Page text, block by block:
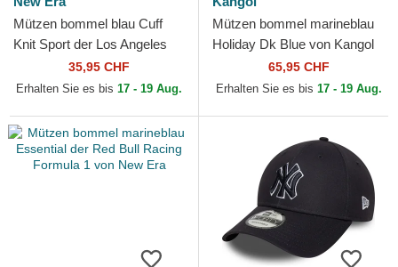
Mützen bommel blau Cuff
Knit Sport der Los Angeles
Dodgers MLB von New Era
35,95 CHF
Erhalten Sie es bis 17 - 19 Aug.
Mützen bommel marineblau
Holiday Dk Blue von Kangol
65,95 CHF
Erhalten Sie es bis 17 - 19 Aug.